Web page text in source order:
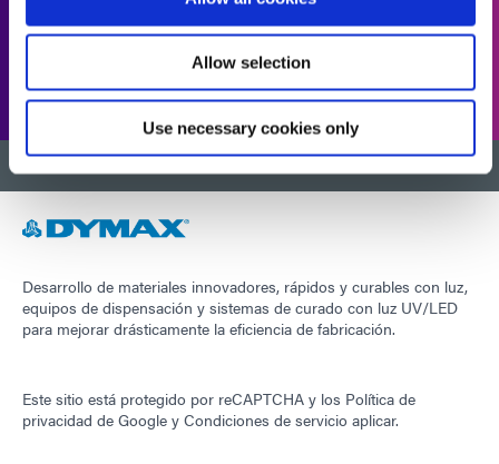
Allow selection
Use necessary cookies only
¿Buscas nuestra biblioteca
completa de recursos?
Desarrollo de materiales innovadores, rápidos y curables con luz,
equipos de dispensación y sistemas de curado con luz UV/LED
para mejorar drásticamente la eficiencia de fabricación.
Este sitio está protegido por reCAPTCHA y los Política de
privacidad de Google y Condiciones de servicio aplicar.